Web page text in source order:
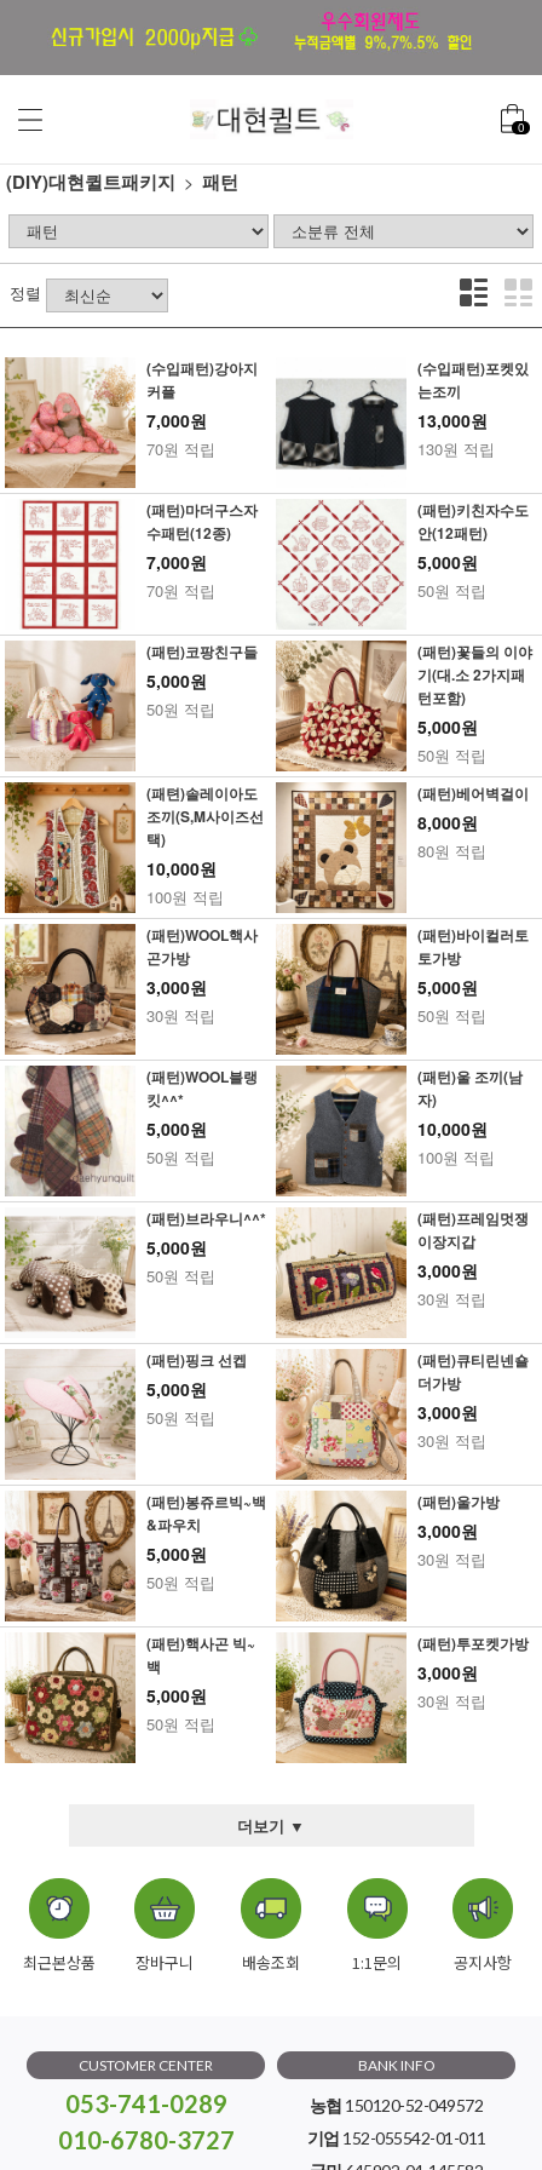
0
(DIY)대현퀼트패키지 패턴
정렬
(수입패턴)강아지
커플
7,000원
70원 적립
(수입패턴)포켓있
는조끼
13,000원
130원 적립
(패턴)마더구스자
수패턴(12종)
7,000원
70원 적립
(패턴)키친자수도
안(12패턴)
5,000원
50원 적립
(패턴)코팡친구들
5,000원
50원 적립
(패턴)꽃들의 이야
기(대.소 2가지패
턴포함)
5,000원
50원 적립
(패텬)솔레이아도
조끼(S,M사이즈선
택)
10,000원
100원 적립
(패턴)베어벽걸이
8,000원
80원 적립
(패턴)WOOL핵사
곤가방
3,000원
30원 적립
(패턴)바이컬러토
토가방
5,000원
50원 적립
(패턴)WOOL블랭
킷^^*
5,000원
50원 적립
(패턴)울 조끼(남
자)
10,000원
100원 적립
(패턴)브라우니^^*
5,000원
50원 적립
(패턴)프레임멋쟁
이장지갑
3,000원
30원 적립
(패턴)핑크 선켑
5,000원
50원 적립
(패턴)큐티린넨숄
더가방
3,000원
30원 적립
(패턴)봉쥬르빅~백
&파우치
5,000원
50원 적립
(패턴)울가방
3,000원
30원 적립
(패턴)핵사곤 빅~
백
5,000원
50원 적립
(패턴)투포켓가방
3,000원
30원 적립
더보기 ▼
최근본상품 장바구니 배송조회 1:1문의 공지사항
CUSTOMER CENTER
053-741-0289
010-6780-3727
BANK INFO
농협 150120-52-049572
기업 152-055542-01-011